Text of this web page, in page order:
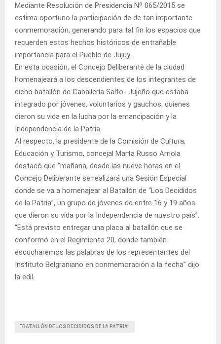
Mediante Resolución de Presidencia Nº 065/2015 se
estima oportuno la participación de de tan importante
conmemoración, generando para tal fin los espacios que
recuerden estos hechos históricos de entrañable
importancia para el Pueblo de Jujuy.
En esta ocasión, el Concejo Deliberante de la ciudad
homenajeará a los descendientes de los integrantes de
dicho batallón de Caballería Salto- Jujeño que estaba
integrado por jóvenes, voluntarios y gauchos, quienes
dieron su vida en la lucha por la emancipación y la
Independencia de la Patria.
Al respecto, la presidente de la Comisión de Cultura,
Educación y Turismo, concejal Marta Russo Arriola
destacó que “mañana, desde las nueve horas en el
Concejo Deliberante se realizará una Sesión Especial
donde se va a homenajear al Batallón de “Los Decididos
de la Patria”, un grupo de jóvenes de entre 16 y 19 años
que dieron su vida por la Independencia de nuestro país”.
“Está previsto entregar una placa al batallón que se
conformó en el Regimiento 20, donde también
escucharemos las palabras de los representantes del
Instituto Belgraniano en conmemoración a la fecha” dijo
la edil.
“BATALLÓN DE LOS DECIDIDOS DE LA PATRIA”